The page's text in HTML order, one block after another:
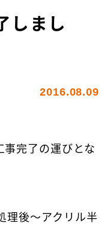
しまし
2016.08.09
完了の運びとな
理後～アクリル半